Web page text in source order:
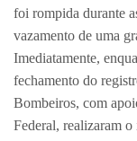
foi rompida durante
vazamento de uma
Imediatamente,
fechamento do
Bombeiros, com
Federal, realizaram o